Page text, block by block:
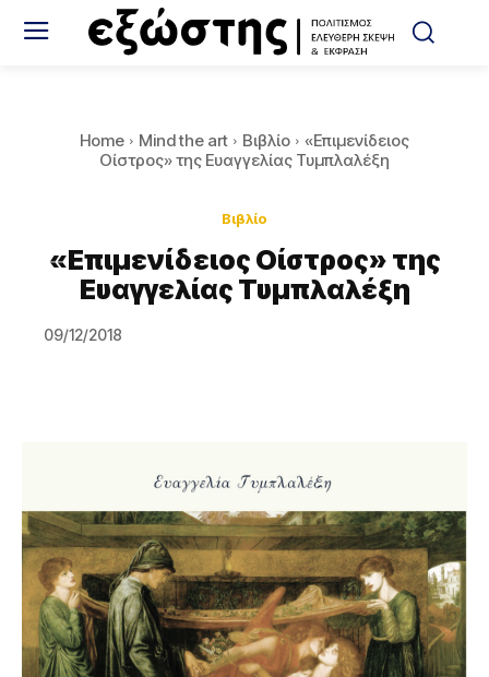
Home Mind the art Βιβλίο
«Επιμενίδειος
Οίστρος» της Ευαγγελίας Τυμπλαλέξη
Βιβλίο
«Επιμενίδειος Οίστρος» της
Ευαγγελίας Τυμπλαλέξη
09/12/2018